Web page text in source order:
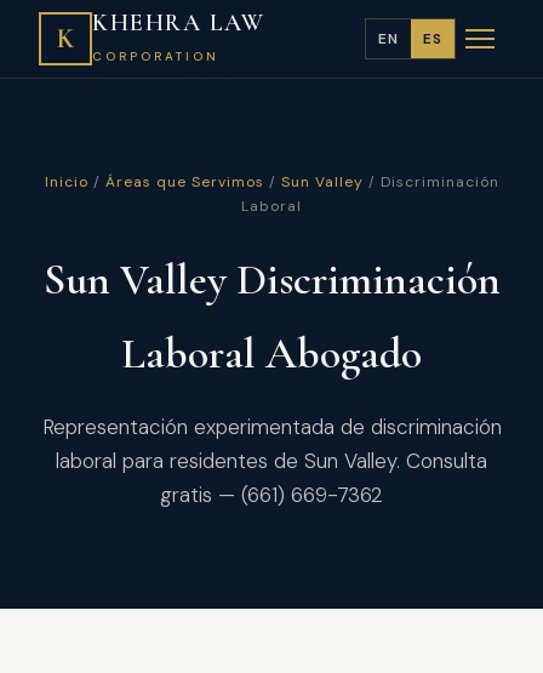
K KHEHRA LAW
CORPORATION
EN ES
Inicio / Áreas que Servimos / Sun Valley / Discriminación
Laboral
Sun Valley Discriminación
Laboral Abogado
Representación experimentada de discriminación
laboral para residentes de Sun Valley. Consulta
gratis — (661) 669-7362